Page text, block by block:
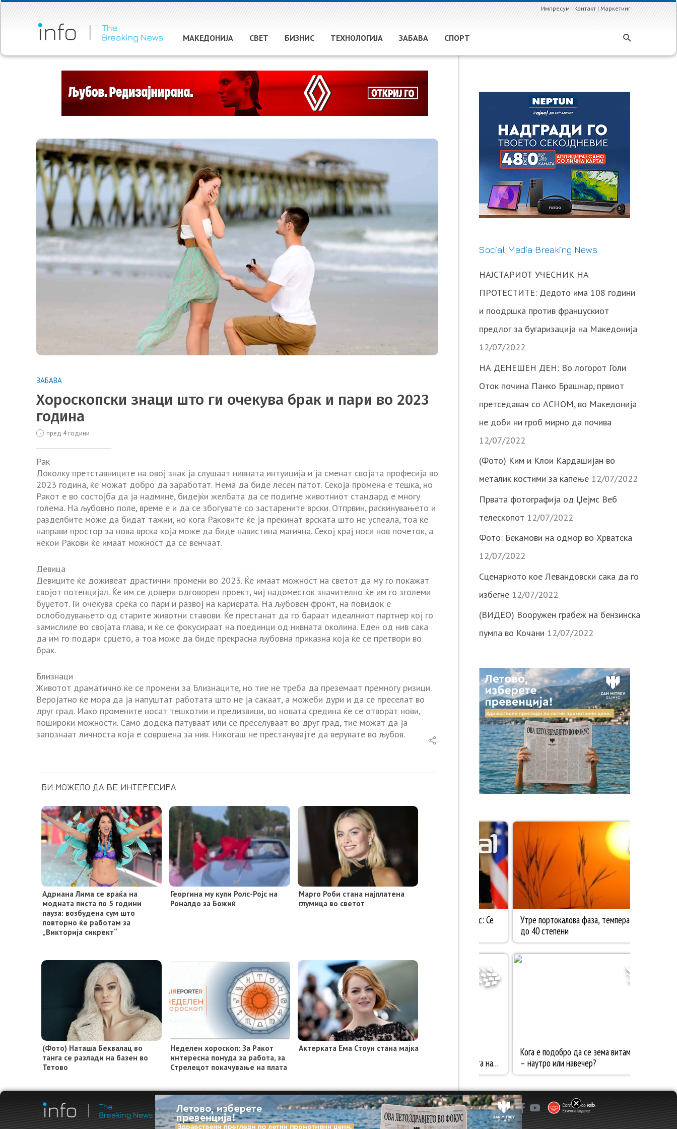
Импресум|Контакт|Маркетинг
МАКЕДОНИЈА СВЕТ БИЗНИС ТЕХНОЛОГИЈА ЗАБАВА СПОРТ
ЗАБАВА
Хороскопски знаци што ги очекува брак и пари во 2023
година
пред 4 години
Рак
Доколку претставниците на овој знак ја слушаат нивната интуиција и ја сменат својата професија во
2023 година, ќе можат добро да заработат. Нема да биде лесен патот. Секоја промена е тешка, но
Ракот е во состојба да ја надмине, бидејќи желбата да се подигне животниот стандард е многу
голема. На љубовно поле, време е и да се збогувате со застарените врски. Отпрвин, раскинувањето и
разделбите може да бидат тажни, но кога Раковите ќе ја прекинат врската што не успеала, тоа ќе
направи простор за нова врска која може да биде навистина магична. Секој крај носи нов почеток, а
некои Ракови ќе имаат можност да се венчаат.
Девица
Девиците ќе доживеат драстични промени во 2023. Ќе имаат можност на светот да му го покажат
својот потенцијал. Ќе им се довери одговорен проект, чиј надоместок значително ќе им го зголеми
буџетот. Ги очекува среќа со пари и развој на кариерата. На љубовен фронт, на повидок е
ослободувањето од старите животни ставови. Ќе престанат да го бараат идеалниот партнер кој го
замислиле во својата глава, и ќе се фокусираат на поединци од нивната околина. Еден од нив сака
да им го подари срцето, а тоа може да биде прекрасна љубовна приказна која ќе се претвори во
брак.
Близнаци
Животот драматично ќе се промени за Близнаците, но тие не треба да преземаат премногу ризици.
Веројатно ќе мора да ја напуштат работата што не ја сакаат, а можеби дури и да се преселат во
друг град. Иако промените носат тешкотии и предизвици, во новата средина ќе се отворат нови,
пошироки можности. Само додека патуваат или се преселуваат во друг град, тие можат да ја
запознаат личноста која е совршена за нив. Никогаш не престанувајте да верувате во љубов.
БИ МОЖЕЛО ДА ВЕ ИНТЕРЕСИРА
Адриана Лима се враќа на
модната писта по 5 години
пауза: возбудена сум што
повторно ќе работам за
„Викторија сикрект“
Георгина му купи Ролс-Ројс на
Роналдо за Божиќ
Марго Роби стана најплатена
глумица во светот
(Фото) Наташа Беквалац во
танга се разлади на базен во
Тетово
Неделен хороскоп: За Ракот
интересна понуда за работа, за
Стрелецот покачување на плата
Актерката Ема Стоун стана мајка
Social Media Breaking News
НАЈСТАРИОТ УЧЕСНИК НА
ПРОТЕСТИТЕ: Дедото има 108 години
и поодршка против францускиот
предлог за бугаризација на Македонија
12/07/2022
НА ДЕНЕШЕН ДЕН: Во логорот Голи
Оток почина Панко Брашнар, првиот
претседавач со АСНОМ, во Македонија
не доби ни гроб мирно да почива
12/07/2022
(Фото) Ким и Клои Кардашијан во
металик костими за капење 12/07/2022
Првата фотографија од Џејмс Веб
телескопот 12/07/2022
Фото: Бекамови на одмор во Хрватска
12/07/2022
Сценариото кое Левандовски сака да го
избегне 12/07/2022
(ВИДЕО) Вооружен грабеж на бензинска
пумпа во Кочани 12/07/2022
МАРКЕТИНГ КОНТАКТ ИМПРЕСУМ
Copyright © 2021 - Member of IAB Macedonia | Member of Clip Media group